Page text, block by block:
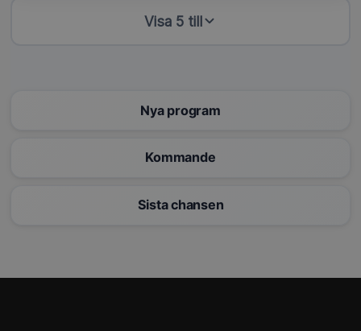
Visa 5 till
Nya program
Kommande
Sista chansen